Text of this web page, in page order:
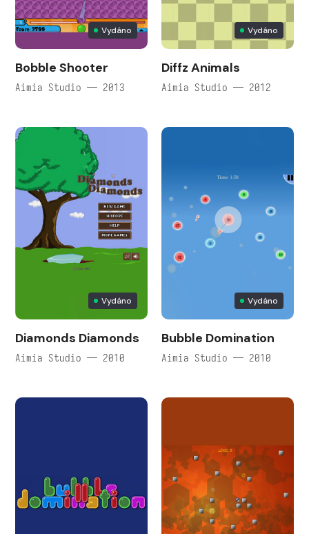
Vydáno
Bobble Shooter
Aimia Studio — 2013
Vydáno
Diffz Animals
Aimia Studio — 2012
Vydáno
Diamonds Diamonds
Aimia Studio — 2010
Vydáno
Bubble Domination
Aimia Studio — 2010